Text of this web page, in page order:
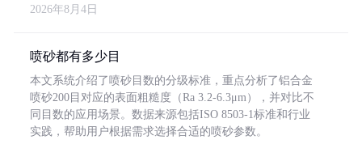
2026年8月4日
喷砂都有多少目
本文系统介绍了喷砂目数的分级标准，重点分析了铝合金
喷砂200目对应的表面粗糙度（Ra 3.2-6.3μm），并对比不
同目数的应用场景。数据来源包括ISO 8503-1标准和行业
实践，帮助用户根据需求选择合适的喷砂参数。